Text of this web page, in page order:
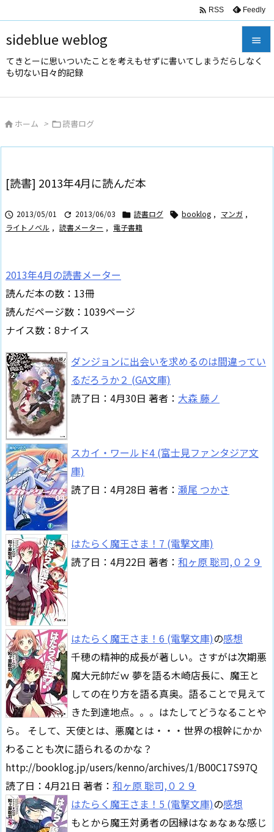
sideblue weblog
てきとーに思いついたことを考えもせずに書いてしまうだらしなく
も切ない日々的記録



 RSS Feedly
 ホーム > 読書ログ
[読書] 2013年4月に読んだ本
 2013/05/01  2013/06/03  読書ログ  booklog , マンガ ,
ライトノベル , 読書メーター , 電子書籍
2013年4月の読書メーター
読んだ本の数：13冊
読んだページ数：1039ページ
ナイス数：8ナイス
ダンジョンに出会いを求めるのは間違ってい
るだろうか２ (GA文庫)
読了日：4月30日 著者： 大森 藤ノ
スカイ・ワールド4 (富士見ファンタジア文
庫)
読了日：4月28日 著者： 瀬尾 つかさ
はたらく魔王さま！7 (電撃文庫)
読了日：4月22日 著者： 和ヶ原 聡司,０２９
はたらく魔王さま！6 (電撃文庫)の感想
千穂の精神的成長が著しい。さすがは次期悪
魔大元帥だｗ 夢を語る木崎店長に、魔王と
しての在り方を語る真奥。語ることで見えて
きた到達地点。。。はたしてどうなることや
ら。 そして、天使とは、悪魔とは・・・世界の根幹にかか
わることも次に語られるのかな？
http://booklog.jp/users/kenno/archives/1/B00C17S97Q
読了日：4月21日 著者： 和ヶ原 聡司,０２９
はたらく魔王さま！5 (電撃文庫)の感想
もとから魔王対勇者の因縁はなぁなぁな感じ